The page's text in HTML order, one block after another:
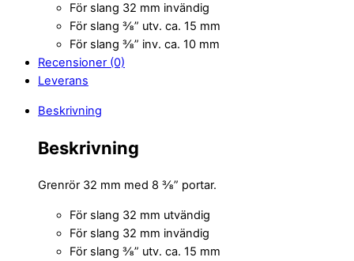
För slang 32 mm invändig
För slang ⅜” utv. ca. 15 mm
För slang ⅜” inv. ca. 10 mm
Recensioner (0)
Leverans
Beskrivning
Beskrivning
Grenrör 32 mm med 8 ⅜” portar.
För slang 32 mm utvändig
För slang 32 mm invändig
För slang ⅜” utv. ca. 15 mm